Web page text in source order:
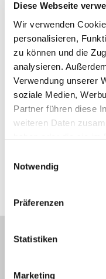
Diese Webseite
Wir verwenden
personalisieren,
zu können und die
analysieren.
Verwendung unserer
soziale Medien,
Partner führen diese
weiteren Daten
Notwendig
Präferenzen
Statistiken
Marketing
Dynamisches
Gleichmäßiges
Pneumatische
Hydraulikkreislauf,
Maschine
Aufbau und
Das Bild wird zu